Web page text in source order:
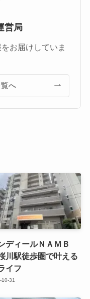
営局
お届けしていま
へ
ディールＮＡＭＢ
川駅徒歩圏で叶える
イフ
10-31